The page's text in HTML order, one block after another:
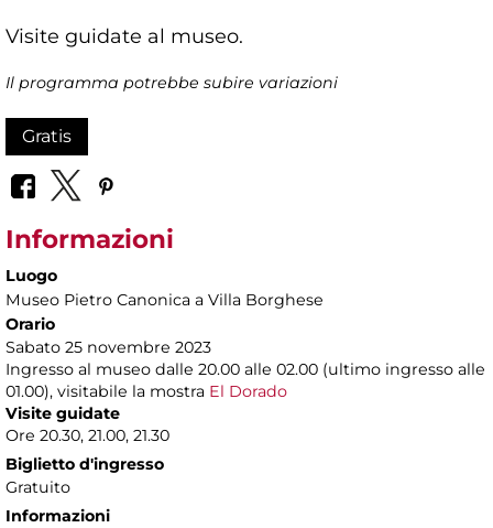
Visite guidate al museo.
Il programma potrebbe subire variazioni
Gratis
Informazioni
Luogo
Museo Pietro Canonica a Villa Borghese
Orario
Sabato 25 novembre 2023
Ingresso al museo dalle 20.00 alle 02.00 (ultimo ingresso alle
01.00), visitabile la mostra El Dorado
Visite guidate
Ore 20.30, 21.00, 21.30
Biglietto d'ingresso
Gratuito
Informazioni